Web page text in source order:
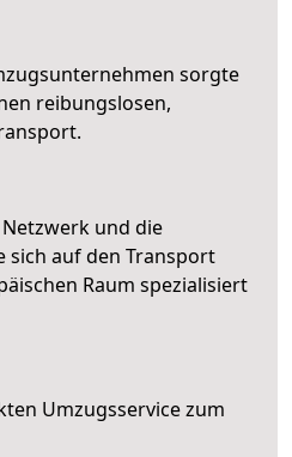
sorgte
reibungslosen,
und die
sich auf den Transport
Raum spezialisiert
Umzugsservice zum